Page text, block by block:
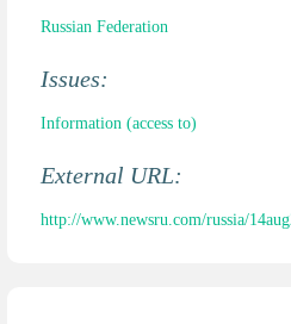
Russian Federation
Issues:
Information (access to)
External URL:
http://www.newsru.com/russia/